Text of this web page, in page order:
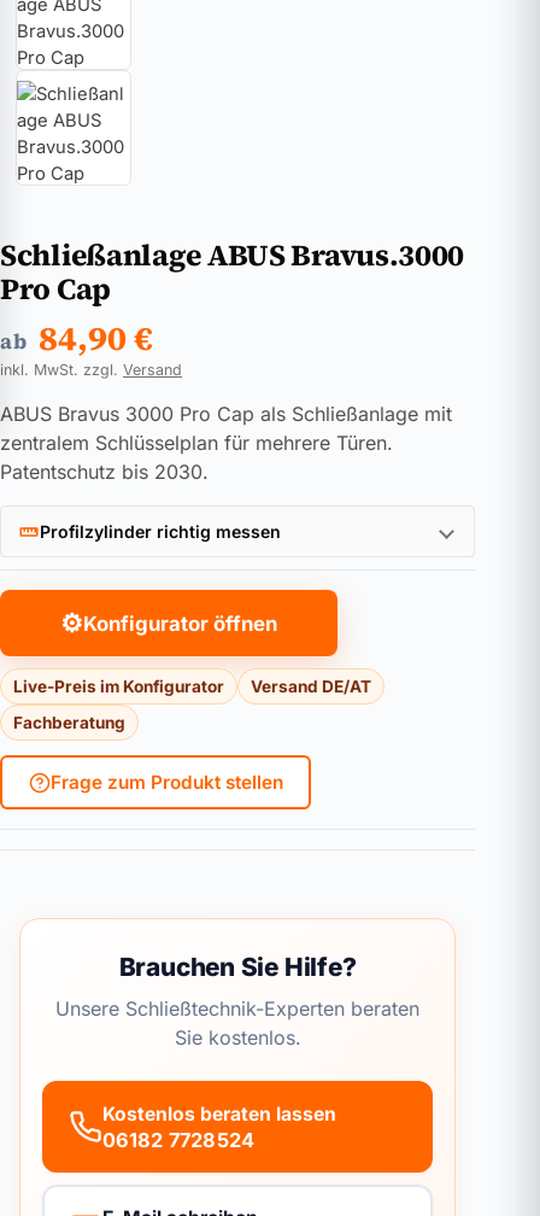
Schließanlage ABUS Bravus.3000
Pro Cap
ab 84,90€
inkl. MwSt. zzgl. Versand
ABUS Bravus 3000 Pro Cap als Schließanlage mit
zentralem Schlüsselplan für mehrere Türen.
Patentschutz bis 2030.
Profilzylinder richtig messen
⚙Konfigurator öffnen
Live-Preis im Konfigurator
Versand DE/AT
Fachberatung
Frage zum Produkt stellen
Brauchen Sie Hilfe?
Unsere Schließtechnik-Experten beraten
Sie kostenlos.
Kostenlos beraten lassen
06182 7728524